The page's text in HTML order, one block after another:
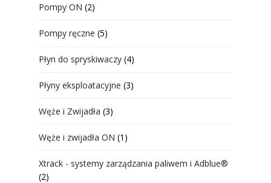
Pompy ON (2)
Pompy ręczne (5)
Płyn do spryskiwaczy (4)
Płyny eksploatacyjne (3)
Węże i Zwijadła (3)
Węże i zwijadła ON (1)
Xtrack - systemy zarządzania paliwem i Adblue®
(2)